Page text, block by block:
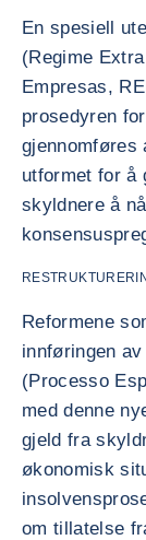
En spesiell
(Regime
Empresas,
prosedyren
gjennomføres
utformet for å
skyldnere å
Reformene
innføringen
(Processo
med denne
gjeld fra
økonomisk
om tillatelse